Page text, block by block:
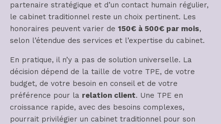
partenaire stratégique et d’un contact humain régulier,
le cabinet traditionnel reste un choix pertinent. Les
honoraires peuvent varier de 150€ à 500€ par mois,
selon l’étendue des services et l’expertise du cabinet.
En pratique, il n’y a pas de solution universelle. La
décision dépend de la taille de votre TPE, de votre
budget, de votre besoin en conseil et de votre
préférence pour la relation client. Une TPE en
croissance rapide, avec des besoins complexes,
pourrait privilégier un cabinet traditionnel pour son